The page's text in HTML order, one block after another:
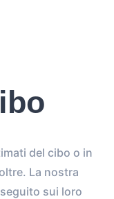
del cibo o in
La nostra
sui loro